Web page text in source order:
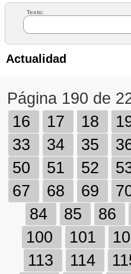
Texto:
Actualidad
Página 190 de
16
17 18
33
34 35
50
51 52
67
68 69
84
85 86
100
101
113
114